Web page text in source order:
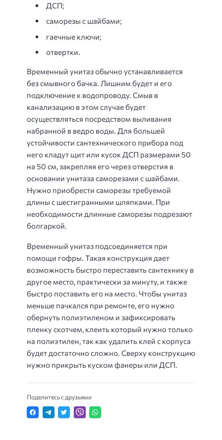
ДСП;
саморезы с шайбами;
гаечные ключи;
отвертки.
Временный унитаз обычно устанавливается
без смывного бачка. Лишним будет и его
подключение к водопроводу. Смыв в
канализацию в этом случае будет
осуществляться посредством выливания
набранной в ведро воды. Для большей
устойчивости сантехнического прибора под
него кладут щит или кусок ДСП размерами 50
на 50 см, закрепляя его через отверстия в
основании унитаза саморезами с шайбами.
Нужно приобрести саморезы требуемой
длины с шестигранными шляпками. При
необходимости длинные саморезы подрезают
болгаркой.
Временный унитаз подсоединяется при
помощи гофры. Такая конструкция дает
возможность быстро переставить сантехнику в
другое место, практически за минуту, и также
быстро поставить его на место. Чтобы унитаз
меньше пачкался при ремонте, его нужно
обернуть полиэтиленом и зафиксировать
пленку скотчем, клеить который нужно только
на полиэтилен, так как удалить клей с корпуса
будет достаточно сложно. Сверху конструкцию
нужно прикрыть куском фанеры или ДСП.
Поделитесь с друзьями